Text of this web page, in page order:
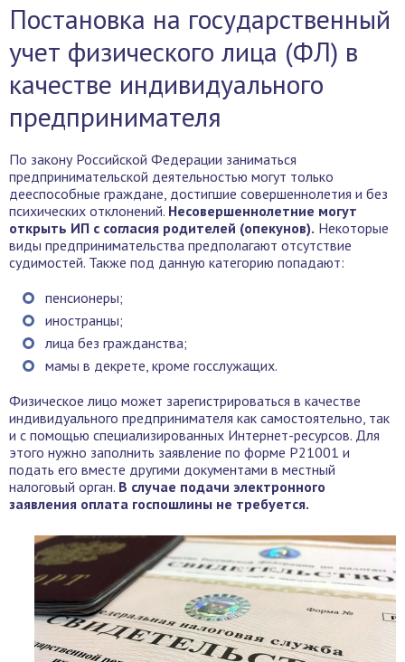
Постановка на государственный
учет физического лица (ФЛ) в
качестве индивидуального
предпринимателя
По закону Российской Федерации заниматься
предпринимательской деятельностью могут только
дееспособные граждане, достигшие совершеннолетия и без
психических отклонений. Несовершеннолетние могут
открыть ИП с согласия родителей (опекунов). Некоторые
виды предпринимательства предполагают отсутствие
судимостей. Также под данную категорию попадают:
пенсионеры;
иностранцы;
лица без гражданства;
мамы в декрете, кроме госслужащих.
Физическое лицо может зарегистрироваться в качестве
индивидуального предпринимателя как самостоятельно, так
и с помощью специализированных Интернет-ресурсов. Для
этого нужно заполнить заявление по форме Р21001 и
подать его вместе другими документами в местный
налоговый орган. В случае подачи электронного
заявления оплата госпошлины не требуется.